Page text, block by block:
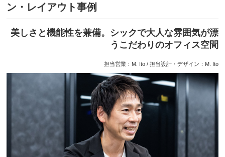
ン・レイアウト事例
美しさと機能性を兼備。シックで大人な雰囲気が漂
うこだわりのオフィス空間
担当営業：M. Ito / 担当設計・デザイン：M. Ito